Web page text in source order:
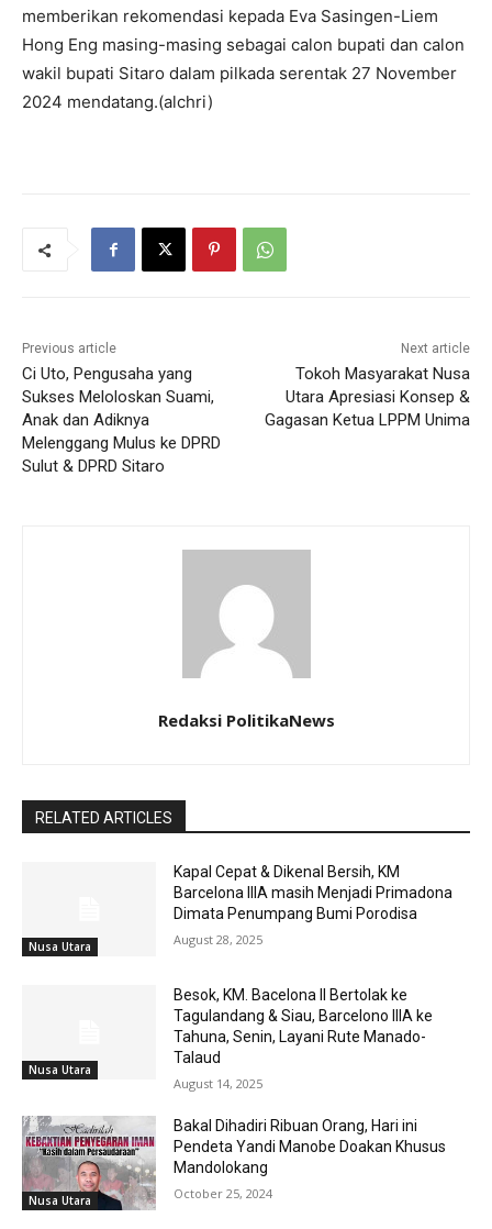
memberikan rekomendasi kepada Eva Sasingen-Liem
Hong Eng masing-masing sebagai calon bupati dan calon
wakil bupati Sitaro dalam pilkada serentak 27 November
2024 mendatang.(alchri)
Previous article
Ci Uto, Pengusaha yang
Sukses Meloloskan Suami,
Anak dan Adiknya
Melenggang Mulus ke DPRD
Sulut & DPRD Sitaro
Next article
Tokoh Masyarakat Nusa
Utara Apresiasi Konsep &
Gagasan Ketua LPPM Unima
Redaksi PolitikaNews
RELATED ARTICLES
Nusa Utara
Kapal Cepat & Dikenal Bersih, KM
Barcelona IIIA masih Menjadi Primadona
Dimata Penumpang Bumi Porodisa
August 28, 2025
Nusa Utara
Besok, KM. Bacelona II Bertolak ke
Tagulandang & Siau, Barcelono IIIA ke
Tahuna, Senin, Layani Rute Manado-
Talaud
August 14, 2025
Nusa Utara
Bakal Dihadiri Ribuan Orang, Hari ini
Pendeta Yandi Manobe Doakan Khusus
Mandolokang
October 25, 2024